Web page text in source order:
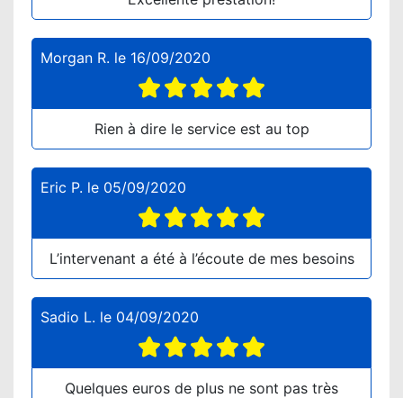
Morgan R. le 16/09/2020
Rien à dire le service est au top
Eric P. le 05/09/2020
L’intervenant a été à l’écoute de mes besoins
Sadio L. le 04/09/2020
Quelques euros de plus ne sont pas très